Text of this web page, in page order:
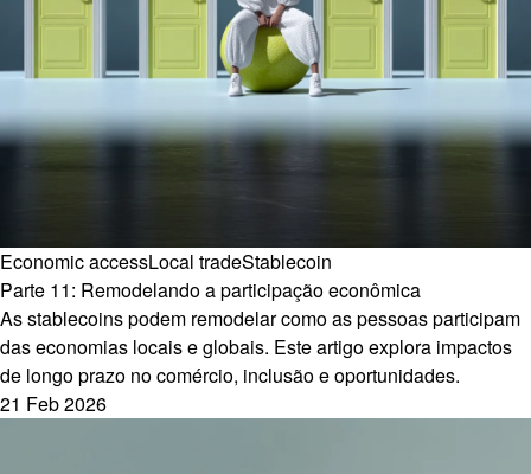
Economic accessLocal tradeStablecoin
Parte 11: Remodelando a participação econômica
As stablecoins podem remodelar como as pessoas participam
das economias locais e globais. Este artigo explora impactos
de longo prazo no comércio, inclusão e oportunidades.
21 Feb 2026